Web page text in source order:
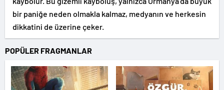
bir paniğe neden olmakla kalmaz, medyanın ve herkesin
dikkatini de üzerine çeker.
POPÜLER FRAGMANLAR